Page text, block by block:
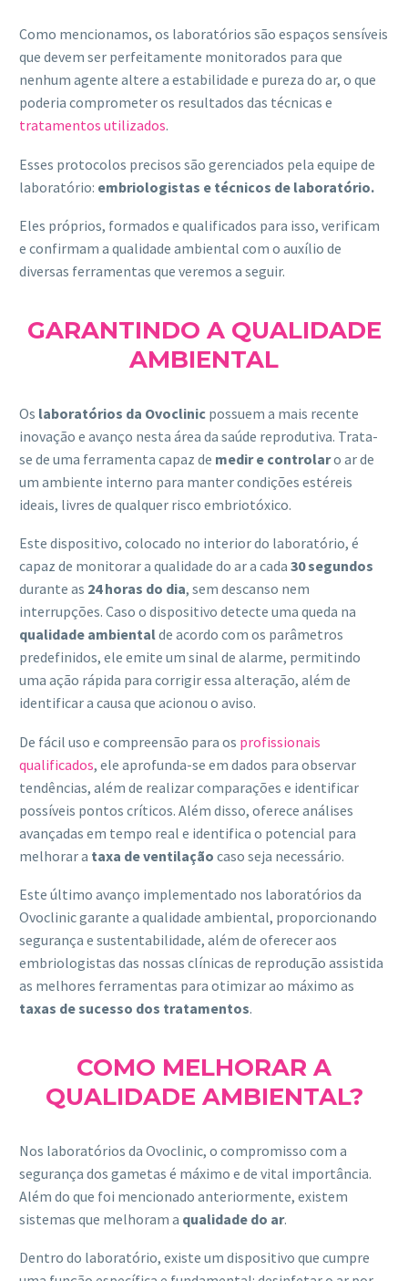
Como mencionamos, os laboratórios são espaços sensíveis
que devem ser perfeitamente monitorados para que
nenhum agente altere a estabilidade e pureza do ar, o que
poderia comprometer os resultados das técnicas e
tratamentos utilizados.
Esses protocolos precisos são gerenciados pela equipe de
laboratório: embriologistas e técnicos de laboratório.
Eles próprios, formados e qualificados para isso, verificam
e confirmam a qualidade ambiental com o auxílio de
diversas ferramentas que veremos a seguir.
GARANTINDO A QUALIDADE
AMBIENTAL
Os laboratórios da Ovoclinic possuem a mais recente
inovação e avanço nesta área da saúde reprodutiva. Trata-
se de uma ferramenta capaz de medir e controlaro ar de
um ambiente interno para manter condições estéreis
ideais, livres de qualquer risco embriotóxico.
Este dispositivo, colocado no interior do laboratório, é
capaz de monitorar a qualidade do ar a cada 30 segundos
durante as 24 horas do dia, sem descanso nem
interrupções. Caso o dispositivo detecte uma queda na
qualidade ambientalde acordo com os parâmetros
predefinidos, ele emite um sinal de alarme, permitindo
uma ação rápida para corrigir essa alteração, além de
identificar a causa que acionou o aviso.
De fácil uso e compreensão para os profissionais
qualificados, ele aprofunda-se em dados para observar
tendências, além de realizar comparações e identificar
possíveis pontos críticos. Além disso, oferece análises
avançadas em tempo real e identifica o potencial para
melhorar a taxa de ventilação caso seja necessário.
Este último avanço implementado nos laboratórios da
Ovoclinic garante a qualidade ambiental, proporcionando
segurança e sustentabilidade, além de oferecer aos
embriologistas das nossas clínicas de reprodução assistida
as melhores ferramentas para otimizar ao máximo as
taxas de sucesso dos tratamentos.
COMO MELHORAR A
QUALIDADE AMBIENTAL?
Nos laboratórios da Ovoclinic, o compromisso com a
segurança dos gametas é máximo e de vital importância.
Além do que foi mencionado anteriormente, existem
sistemas que melhoram a qualidade do ar.
Dentro do laboratório, existe um dispositivo que cumpre